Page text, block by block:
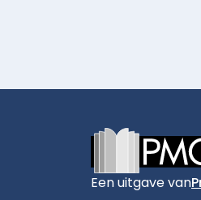
Een uitgave van